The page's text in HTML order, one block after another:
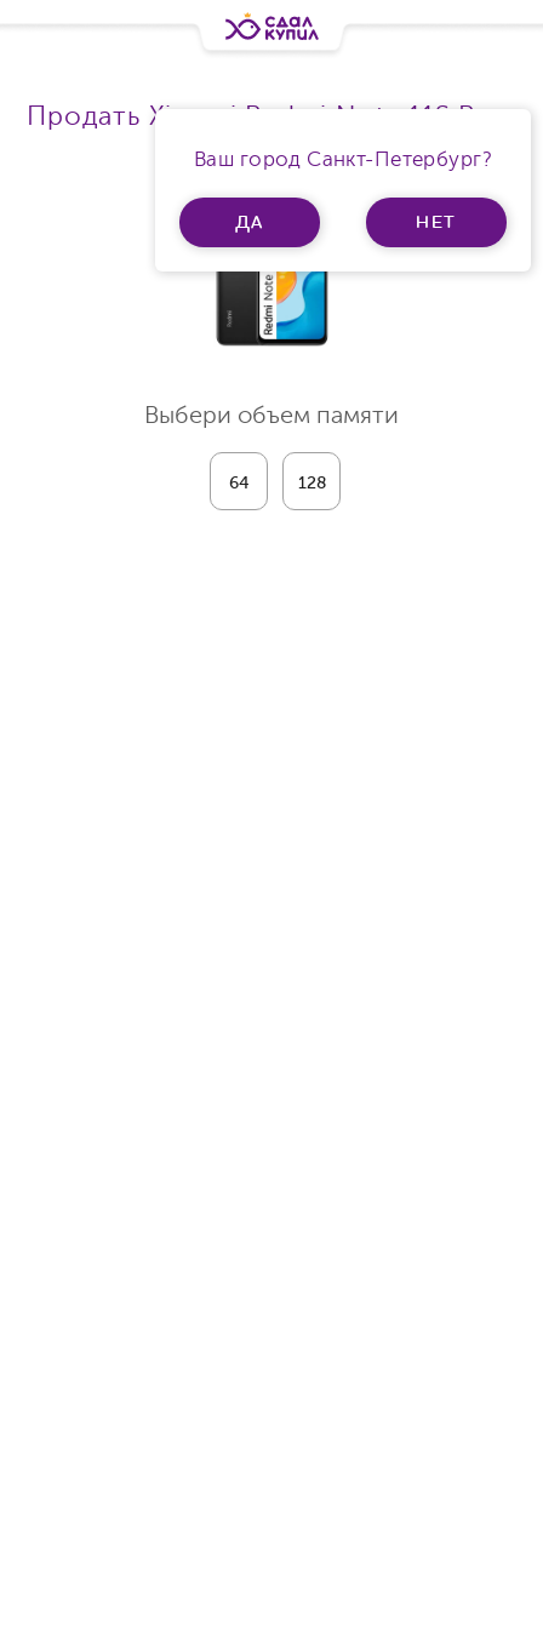
Ваш город Санкт-Петербург?
ДА НЕТ
Продать Xiaomi Redmi Note 11S Ram
6Gb
Выбери объем памяти
64 128